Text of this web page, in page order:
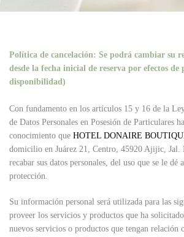
Política de cancelación: Se podrá cambiar su
desde la fecha inicial de reserva por efectos
disponibilidad)
Con fundamento en los artículos 15 y 16 de la
de Datos Personales en Posesión de Particulares
conocimiento que HOTEL DONAIRE
domicilio en Juárez 21, Centro, 45920 Ajijic, Jal.
recabar sus datos personales, del uso que se le dé
protección.
Su información personal será utilizada para las
proveer los servicios y productos que ha
nuevos servicios o productos que tengan relación